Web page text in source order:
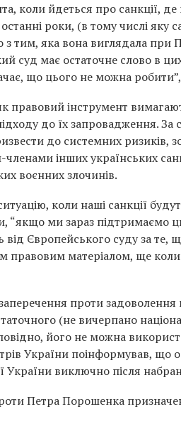
коли йдеться про санкції, де
роки, (в тому числі яку
тим, яка вона виглядала при
суд має остаточне слово в
що цього не можна
правовий інструмент
до їх запровадження. За
до системних ризиків,
інших українських
воєнних злочинів.
коли наші санкції
“якщо ми зараз підтримаємо
від Європейського суду за
правовим матеріалом, ще
проти
(не вичерпано
його не можна
України поінформував, що
України виключно після
Петра Порошенка